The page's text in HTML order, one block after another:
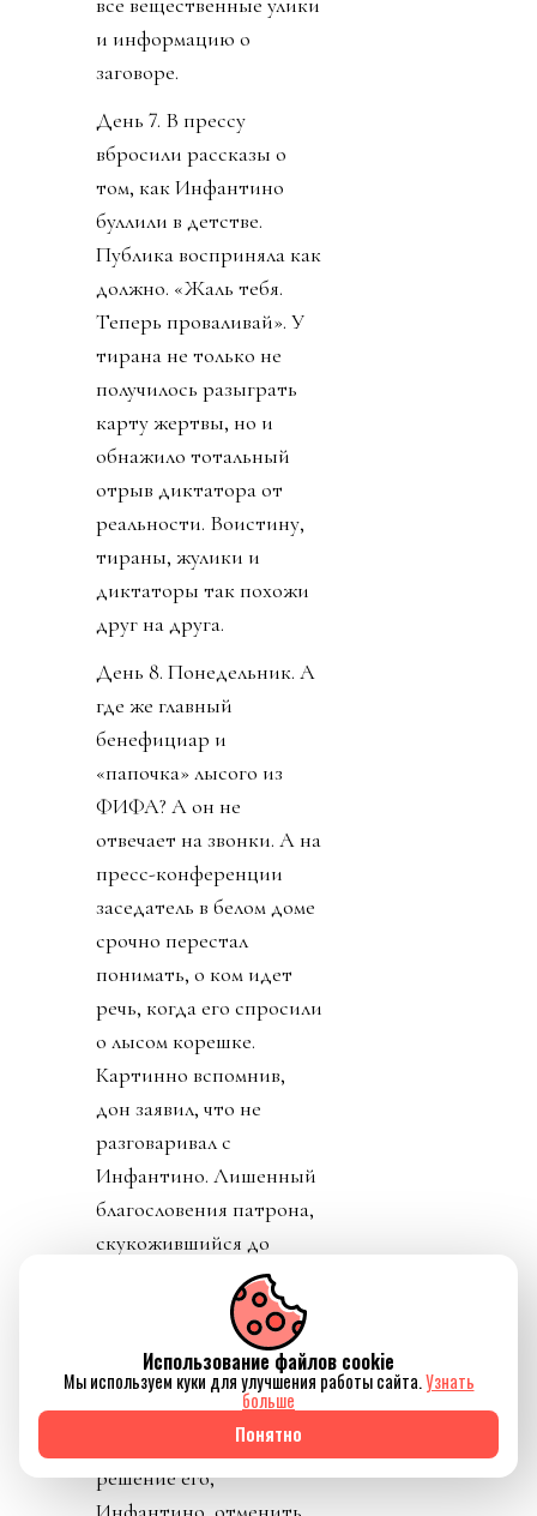
и информацию о
заговоре.
День 7. В прессу
вбросили рассказы о
том, как Инфантино
буллили в детстве.
Публика восприняла как
должно. «Жаль тебя.
Теперь проваливай». У
тирана не только не
получилось разыграть
карту жертвы, но и
обнажило тотальный
отрыв диктатора от
реальности. Воистину,
тираны, жулики и
диктаторы так похожи
друг на друга.
День 8. Понедельник. А
где же главный
бенефициар и
«папочка» лысого из
ФИФА? А он не
отвечает на звонки. А на
пресс-конференции
заседатель в белом доме
срочно перестал
понимать, о ком идет
речь, когда его спросили
о лысом корешке.
Картинно вспомнив,
дон заявил, что не
разговаривал с
Инфантино. Лишенный
благословения патрона,
скукожившийся до
размеров Волдеморта,
Джанни, скуля, начал
репостить копирующие
текст друг друга посты
федераций,
приветствовавших
решение его,
Использование файлов cookie
Мы используем куки для улучшения работы сайта.Узнать
больше
Понятно